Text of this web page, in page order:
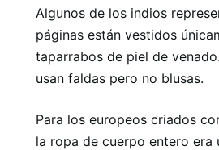
Algunos de los indios
páginas están vestidos
taparrabos de piel de
usan faldas pero no blusas.
Para los europeos criados
la ropa de cuerpo entero era